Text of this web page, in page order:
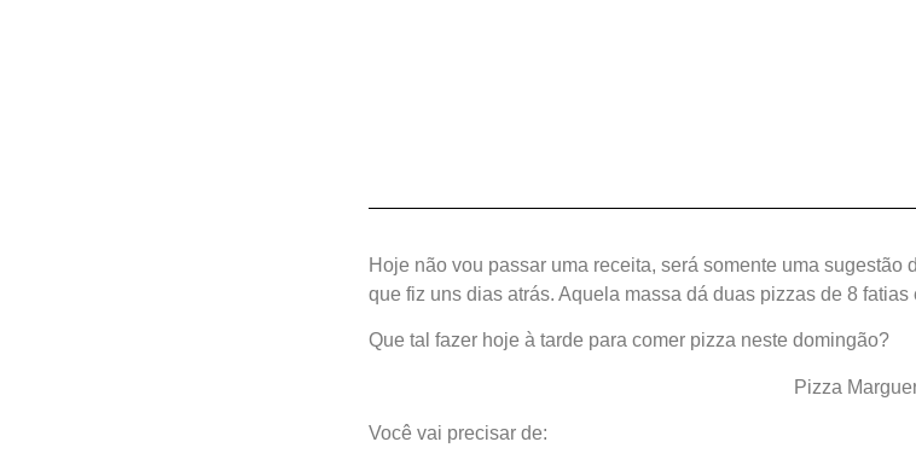
Hoje não vou passar uma receita, será somente uma sugestão
que fiz uns dias atrás. Aquela massa dá duas pizzas de 8
Que tal fazer hoje à tarde para comer pizza neste domingão?
Pizza
Você vai precisar de: